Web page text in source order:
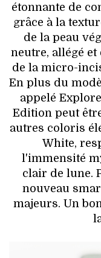
étonnante de
grâce à la
de la peau
neutre, allégé
de la micro-
En plus du
appelé
Edition peut
autres coloris
White,
l'immensité
clair de lune.
nouveau
majeurs. Un